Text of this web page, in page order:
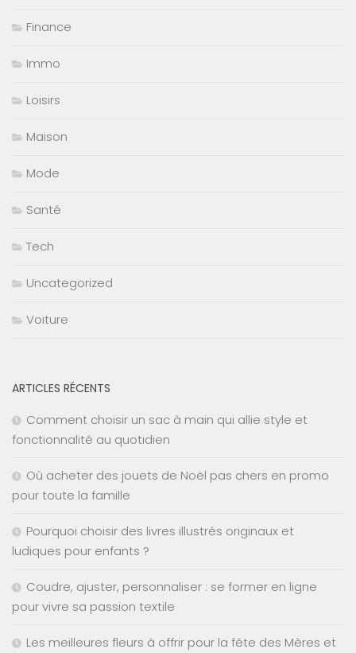
Finance
Immo
Loisirs
Maison
Mode
Santé
Tech
Uncategorized
Voiture
ARTICLES RÉCENTS
Comment choisir un sac à main qui allie style et
fonctionnalité au quotidien
Où acheter des jouets de Noël pas chers en promo
pour toute la famille
Pourquoi choisir des livres illustrés originaux et
ludiques pour enfants ?
Coudre, ajuster, personnaliser : se former en ligne
pour vivre sa passion textile
Les meilleures fleurs à offrir pour la fête des Mères et